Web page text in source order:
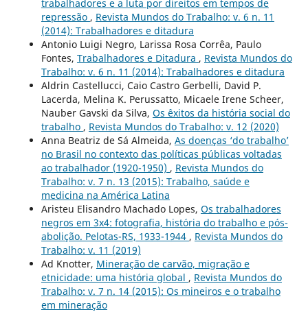
trabalhadores e a luta por direitos em tempos de
repressão , Revista Mundos do Trabalho: v. 6 n. 11
(2014): Trabalhadores e ditadura
Antonio Luigi Negro, Larissa Rosa Corrêa, Paulo
Fontes, Trabalhadores e Ditadura , Revista Mundos do
Trabalho: v. 6 n. 11 (2014): Trabalhadores e ditadura
Aldrin Castellucci, Caio Castro Gerbelli, David P.
Lacerda, Melina K. Perussatto, Micaele Irene Scheer,
Nauber Gavski da Silva, Os êxitos da história social do
trabalho , Revista Mundos do Trabalho: v. 12 (2020)
Anna Beatriz de Sá Almeida, As doenças ‘do trabalho’
no Brasil no contexto das políticas públicas voltadas
ao trabalhador (1920-1950) , Revista Mundos do
Trabalho: v. 7 n. 13 (2015): Trabalho, saúde e
medicina na América Latina
Aristeu Elisandro Machado Lopes, Os trabalhadores
negros em 3x4: fotografia, história do trabalho e pós-
abolição. Pelotas-RS, 1933-1944 , Revista Mundos do
Trabalho: v. 11 (2019)
Ad Knotter, Mineração de carvão, migração e
etnicidade: uma história global , Revista Mundos do
Trabalho: v. 7 n. 14 (2015): Os mineiros e o trabalho
em mineração